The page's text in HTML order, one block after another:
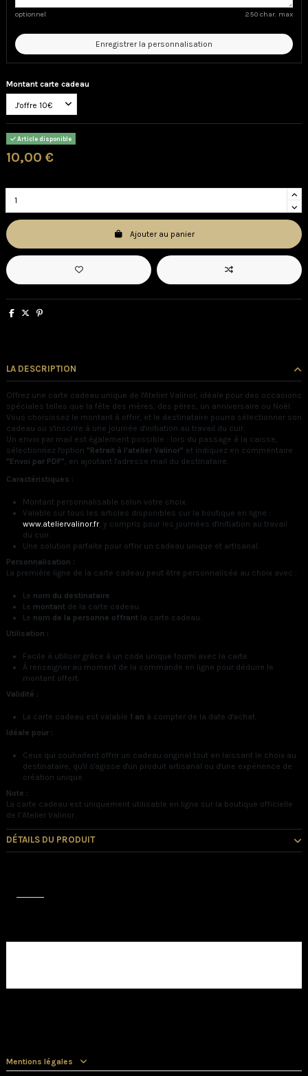
optionnel 250 char. max
Enregistrer la personnalisation
Montant carte cadeau
Article disponible
10,00 €
Ajouter au panier
LA DESCRIPTION
Offrez une carte cadeau unique de l'Atelier Valinor, idéale pour des occasions
spéciales telles que la fête des mères, des pères, un anniversaire ou Noël.
Vous choisissez le montant à offrir, et le destinataire pourra sélectionner son
cadeau ou s'inscrire à une journée d'initiation au travail du cuir.
Un envoi par mail est également possible : lors du passage à la caisse,
sélectionnez l'option "Retrait à l'atelier Valinor" et indiquez en commentaire
"Envoi par PDF", en ajoutant l'adresse mail du destinataire.
Caractéristiques :
Montant personnalisable selon votre choix.
Valable sur tous les articles disponibles sur la boutique en ligne :
www.ateliervalinor.fr, y compris pour les journées d'initiation au travail
du cuir.
Une solution parfaite pour offrir un cadeau unique et artisanal.
Personnalisation :
La première ligne de la carte cadeau peut être personnalisée au choix avec :
Le nom du destinataire
Le montant de la carte cadeau.
Le nom de la personne offrant la carte cadeau.
Utilisation :
Facile à utiliser grâce à un code unique fourni avec la carte.
À renseigner au moment de la commande en ligne pour déduire le
montant offert.
Validité :
La carte cadeau est valable 1 an à compter de la date d'achat.
Idéale pour :
Ceux qui souhaitent offrir un cadeau original tout en laissant le choix au
destinataire, qu'il s'agisse d'un produit artisanal ou d'une expérience de
création unique.
Note :
La carte cadeau est uniquement utilisable en ligne sur la boutique officielle
de l’Atelier Valinor.
DÉTAILS DU PRODUIT
Mentions légales